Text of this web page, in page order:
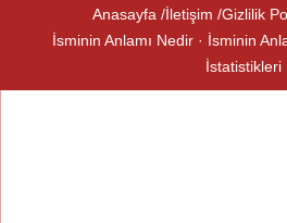
Anasayfa İletişim Gizlilik
İsminin Anlamı Nedir · İsminin
İstatistikleri